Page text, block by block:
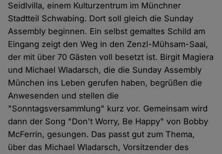
Seidlvilla, einem Kulturzentrum im Münchner
Stadtteil Schwabing. Dort soll gleich die Sunday
Assembly beginnen. Ein selbst gemaltes Schild am
Eingang zeigt den Weg in den Zenzl-Mühsam-Saal,
der mit über 70 Gästen voll besetzt ist. Birgit Magiera
und Michael Wladarsch, die die Sunday Assembly
München ins Leben gerufen haben, begrüßen die
Anwesenden und stellen die
"Sonntagsversammlung" kurz vor. Gemeinsam wird
dann der Song "Don't Worry, Be Happy" von Bobby
McFerrin, gesungen. Das passt gut zum Thema,
über das Michael Wladarsch, Vorsitzender des